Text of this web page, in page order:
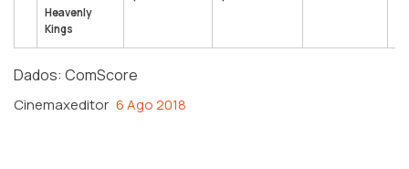
Heavenly
Kings
Dados: ComScore
Cinemaxeditor 6 Ago 2018